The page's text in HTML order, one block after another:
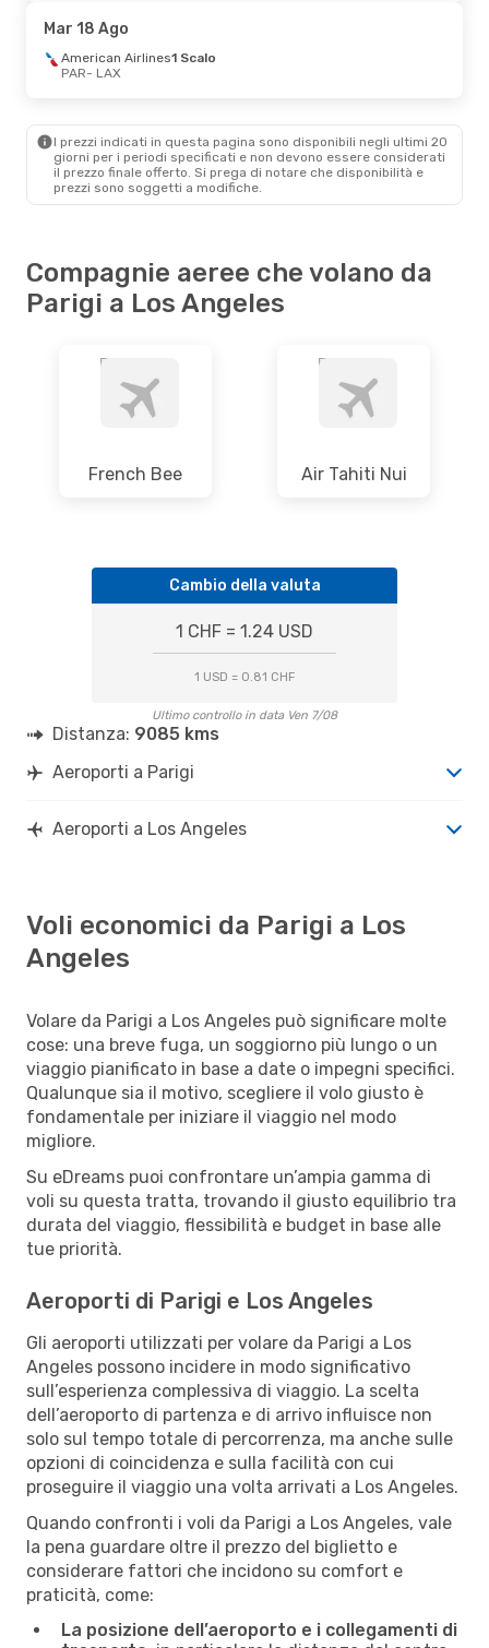
Aer Lingus
PAR- LAX
Aer Lingus1 Scalo
LAX - PAR
Sab 17 Ott- Dom 25 Ott
Condor 2 Scali
PAR- LAX
Alaska Airlines2 Scali
LAX- PAR
Mar 18 Ago
American Airlines1 Scalo
PAR- LAX
I prezzi indicati in questa pagina sono disponibili negli ultimi 20
giorni per i periodi specificati e non devono essere considerati
il ​​prezzo finale offerto. Si prega di notare che disponibilità e
prezzi sono soggetti a modifiche.
Compagnie aeree che volano da
Parigi a Los Angeles
French Bee Air Tahiti Nui
Cambio della valuta
1 CHF = 1.24 USD
1 USD = 0.81 CHF
Ultimo controllo in data Ven 7/08
Distanza: 9085 kms
Aeroporti a Parigi
Aeroporti a Los Angeles
Voli economici da Parigi a Los
Angeles
Volare da Parigi a Los Angeles può significare molte
cose: una breve fuga, un soggiorno più lungo o un
viaggio pianificato in base a date o impegni specifici.
Qualunque sia il motivo, scegliere il volo giusto è
fondamentale per iniziare il viaggio nel modo
migliore.
Su eDreams puoi confrontare un’ampia gamma di
voli su questa tratta, trovando il giusto equilibrio tra
durata del viaggio, flessibilità e budget in base alle
tue priorità.
Aeroporti di Parigi e Los Angeles
Gli aeroporti utilizzati per volare da Parigi a Los
Angeles possono incidere in modo significativo
sull’esperienza complessiva di viaggio. La scelta
dell’aeroporto di partenza e di arrivo influisce non
solo sul tempo totale di percorrenza, ma anche sulle
opzioni di coincidenza e sulla facilità con cui
proseguire il viaggio una volta arrivati a Los Angeles.
Quando confronti i voli da Parigi a Los Angeles, vale
la pena guardare oltre il prezzo del biglietto e
considerare fattori che incidono su comfort e
praticità, come:
La posizione dell’aeroporto e i collegamenti di